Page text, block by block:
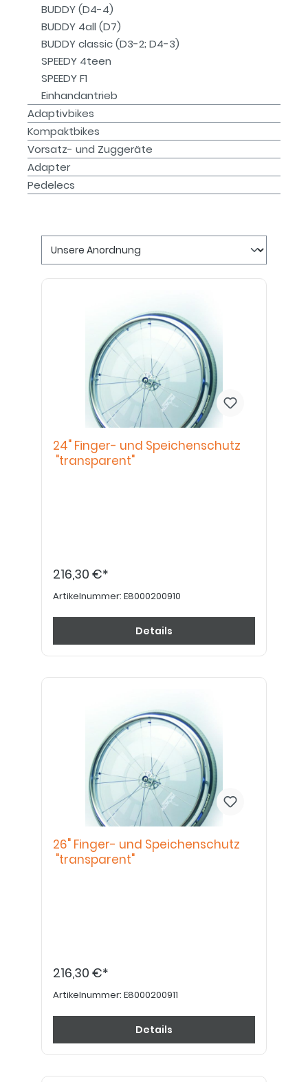
BUDDY (D4-4)
BUDDY 4all (D7)
BUDDY classic (D3-2; D4-3)
SPEEDY 4teen
SPEEDY F1
Einhandantrieb
Adaptivbikes
Kompaktbikes
Vorsatz- und Zuggeräte
Adapter
Pedelecs
24" Finger- und Speichenschutz
"transparent"
216,30 €*
Artikelnummer: E8000200910
Details
26" Finger- und Speichenschutz
"transparent"
216,30 €*
Artikelnummer: E8000200911
Details